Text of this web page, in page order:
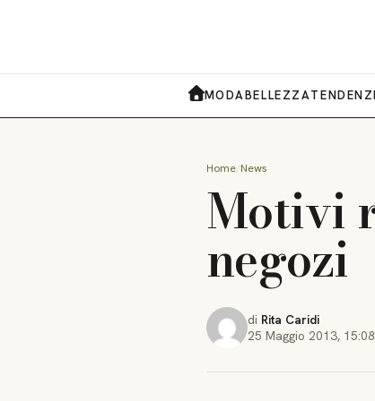
MODABELLEZZA
Home News
Motivi
negozi
di Rita Caridi
25 Maggio 2013, 15:08